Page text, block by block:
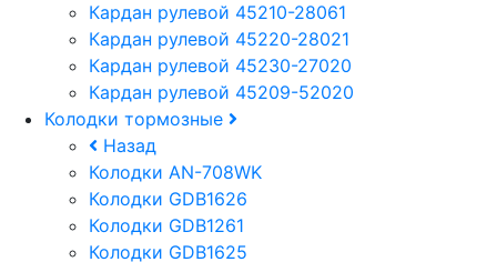
Кардан рулевой 45210-28061
Кардан рулевой 45220-28021
Кардан рулевой 45230-27020
Кардан рулевой 45209-52020
Колодки тормозные
Назад
Колодки AN-708WK
Колодки GDB1626
Колодки GDB1261
Колодки GDB1625